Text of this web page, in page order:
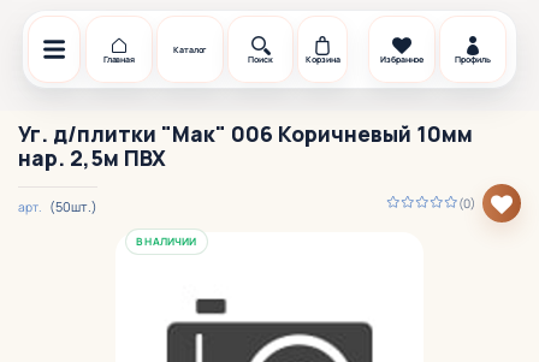
Главная
Каталог
Поиск
Корзина Избранное Профиль
Уг. д/плитки "Мак" 006 Коричневый 10мм
нар. 2,5м ПВХ
(0)
арт. (50шт.)
В НАЛИЧИИ